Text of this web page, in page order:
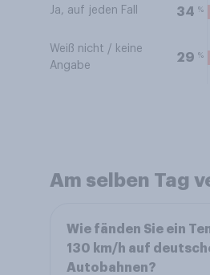
Ja, auf jeden Fall 34 %
Weiß nicht / keine
Angabe
29 %
Am selben Tag
Wie fänden Sie ein
130 km/h auf
Autobahnen?